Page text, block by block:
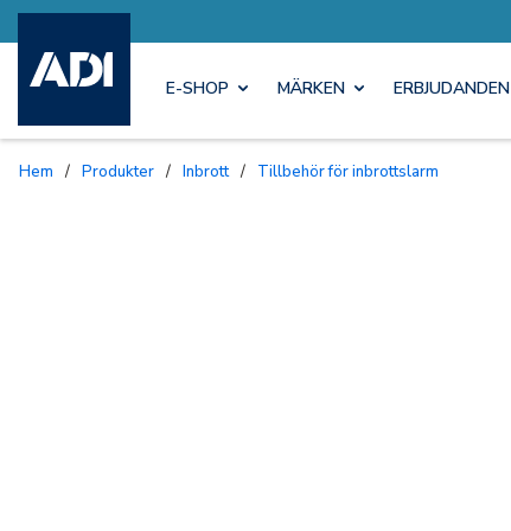
E-SHOP MÄRKEN ERBJUDANDEN
Hem / Produkter / Inbrott / Tillbehör för inbrottslarm